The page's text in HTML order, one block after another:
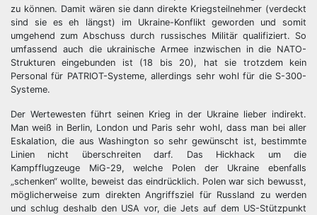
zu können. Damit wären sie dann direkte Kriegsteilnehmer (verdeckt
sind sie es eh längst) im Ukraine-Konflikt geworden und somit
umgehend zum Abschuss durch russisches Militär qualifiziert. So
umfassend auch die ukrainische Armee inzwischen in die NATO-
Strukturen eingebunden ist (18 bis 20), hat sie trotzdem kein
Personal für PATRIOT-Systeme, allerdings sehr wohl für die S-300-
Systeme.
Der Wertewesten führt seinen Krieg in der Ukraine lieber indirekt.
Man weiß in Berlin, London und Paris sehr wohl, dass man bei aller
Eskalation, die aus Washington so sehr gewünscht ist, bestimmte
Linien nicht überschreiten darf. Das Hickhack um die
Kampfflugzeuge MiG-29, welche Polen der Ukraine ebenfalls
„schenken“ wollte, beweist das eindrücklich. Polen war sich bewusst,
möglicherweise zum direkten Angriffsziel für Russland zu werden
und schlug deshalb den USA vor, die Jets auf dem US-Stützpunkt